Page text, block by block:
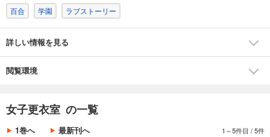
百合 学園 ラブストーリー
詳しい情報を見る
閲覧環境
女子更衣室 の一覧
1巻へ 最新刊へ 1～5件目 /5件